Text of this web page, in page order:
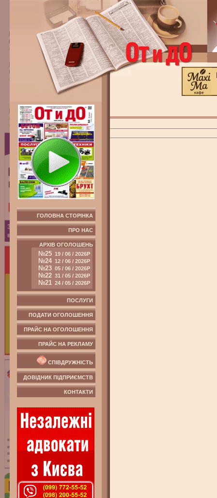
ГОЛОВНА СТОРІНКА
ПРО НАС
АРХІВ ОГОЛОШЕНЬ
№25 19 / 06 / 2026Р
№24 12 / 06 / 2026Р
№23 05 / 06 / 2026Р
№22 31 / 05 / 2026Р
№21 24 / 05 / 2026Р
ПОСЛУГИ
ПОДАТИ ОГОЛОШЕННЯ
ПРАЙС НА ОГОЛОШЕННЯ
ПРАЙС НА РЕКЛАМУ
СПІВДРУЖНІСТЬ
ДОВІДНИК ПІДПРИЄМСТВ
КОНТАКТИ